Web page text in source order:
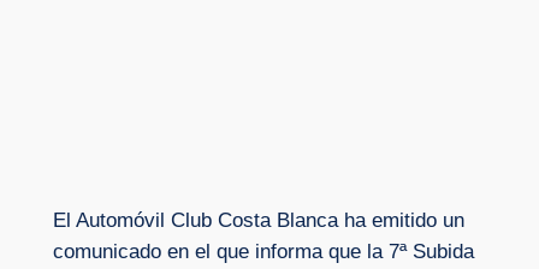
El Automóvil Club Costa Blanca ha emitido un
comunicado en el que informa que la 7ª Subida